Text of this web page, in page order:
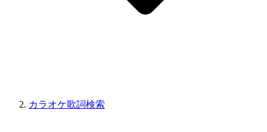
カラオケ歌詞検索